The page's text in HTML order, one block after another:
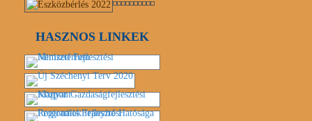
HASZNOS LINKEK